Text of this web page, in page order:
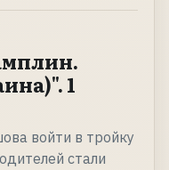
1
войти в тройку
стали